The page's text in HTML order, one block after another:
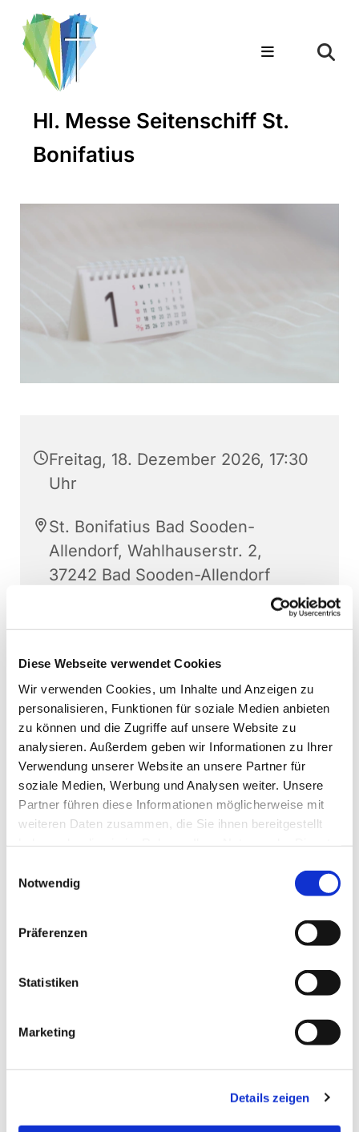
Diese Webseite verwendet Cookies
Wir verwenden Cookies, um Inhalte und Anzeigen zu
personalisieren, Funktionen für soziale Medien anbieten
zu können und die Zugriffe auf unsere Website zu
analysieren. Außerdem geben wir Informationen zu Ihrer
Verwendung unserer Website an unsere Partner für
soziale Medien, Werbung und Analysen weiter. Unsere
Partner führen diese Informationen möglicherweise mit
weiteren Daten zusammen, die Sie ihnen bereitgestellt
Notwendig
Präferenzen
Statistiken
Marketing
Details zeigen
Hl. Messe Seitenschiff St.
Bonifatius
Freitag, 18. Dezember 2026, 17:30
Uhr
St. Bonifatius Bad Sooden-
Allendorf, Wahlhauserstr. 2,
37242 Bad Sooden-Allendorf
Dies könnte Sie auch